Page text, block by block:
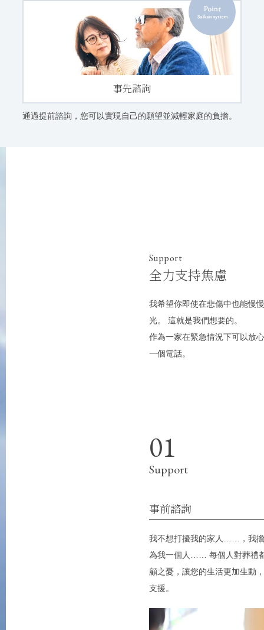
事先諮詢
通過提前諮詢，您可以實現自己的願望並減輕家庭的負擔。
Support
全力支持焦慮
我希望你即使在悲傷中也能慢
光。 這就是我們想要的。
作為一家在緊急情況下可以放
一個電話。
Support
事前諮詢
我不想打擾我的家人……，我
為我一個人…… 每個人對葬禮
顧之憂，讓您的生活更加生動
支援。